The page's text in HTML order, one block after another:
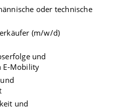
oder technische
(m/w/d)
und
E-Mobility
und